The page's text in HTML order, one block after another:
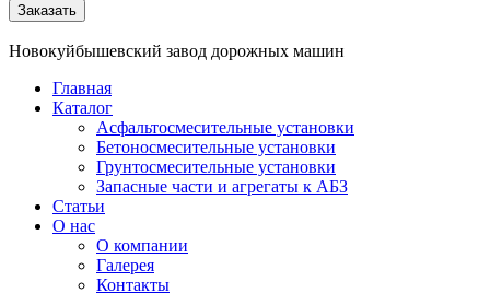
Заказать
Новокуйбышевский завод дорожных машин
Главная
Каталог
Асфальтосмесительные установки
Бетоносмесительные установки
Грунтосмесительные установки
Запасные части и агрегаты к АБЗ
Cтатьи
О нас
О компании
Галерея
Контакты